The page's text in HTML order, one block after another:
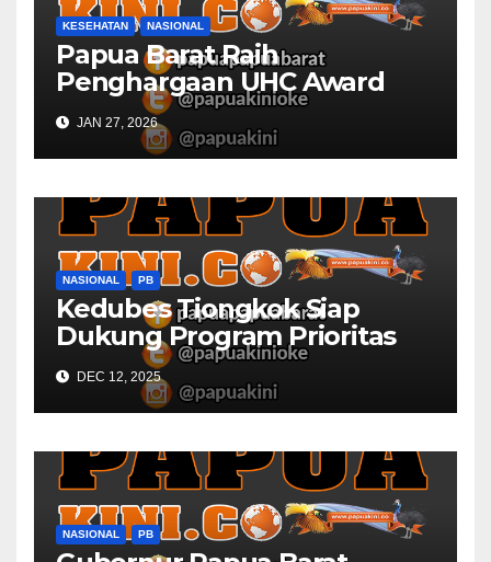
KESEHATAN NASIONAL
Papua Barat Raih
Penghargaan UHC Award
BPJS Kesehatan
JAN 27, 2026
NASIONAL PB
Kedubes Tiongkok Siap
Dukung Program Prioritas
Papua Barat
DEC 12, 2025
NASIONAL PB